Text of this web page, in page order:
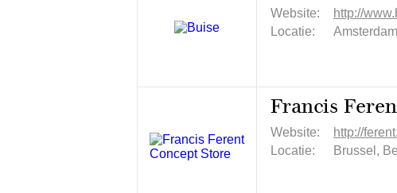
Website:
http://
Locatie:
Francis
Website:
http://
Locatie:
Brussel,